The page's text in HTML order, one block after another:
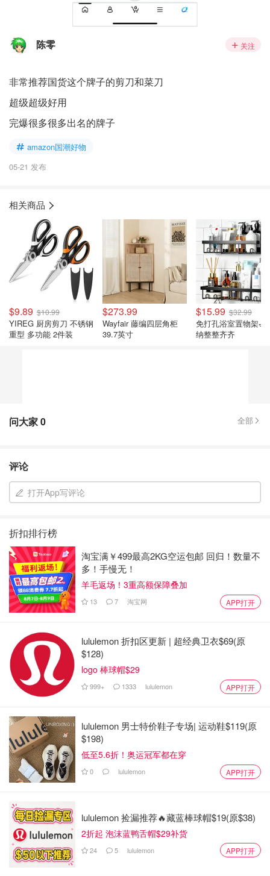
陈零 关注
非常推荐国货这个牌子的剪刀和菜刀
超级超级好用
完爆很多很多出名的牌子
amazon国潮好物
05-21 发布
相关商品
$9.89 $10.99
YIREG 厨房剪刀 不锈钢
重型 多功能 2件装
$273.99
Wayfair 藤编四层角柜
39.7英寸
$15.99 $32.99
免打孔浴室置物架🛁
纳整整齐齐
问大家0 全部
评论
打开App写评论
折扣排行榜
淘宝满￥499最高2KG空运包邮 回归！数量不
多！手慢无！
羊毛返场！3重高额保障叠加
13 7 淘宝网 APP打开
lululemon 折扣区更新 | 超经典卫衣$69(原
$128)
logo 棒球帽$29
999+ 1333 lululemon APP打开
lululemon 男士特价鞋子专场| 运动鞋$119(原
$198)
低至5.6折！奥运冠军都在穿
0 lululemon APP打开
lululemon 捡漏推荐🔥藏蓝棒球帽$19(原$38)
2折起 泡沫蓝鸭舌帽$29补货
24 5 lululemon APP打开